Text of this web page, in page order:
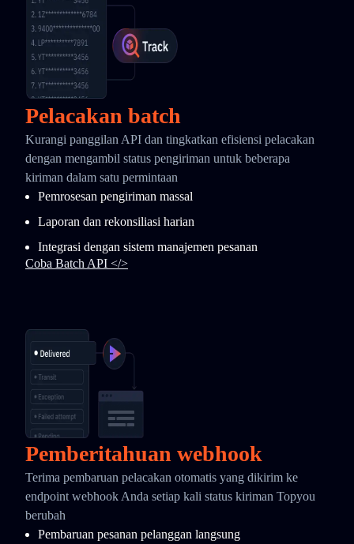
Pelacakan batch
Kurangi panggilan API dan tingkatkan efisiensi pelacakan
dengan mengambil status pengiriman untuk beberapa
kiriman dalam satu permintaan
Pemrosesan pengiriman massal
Laporan dan rekonsiliasi harian
Integrasi dengan sistem manajemen pesanan
Coba Batch API </>
Pemberitahuan webhook
Terima pembaruan pelacakan otomatis yang dikirim ke
endpoint webhook Anda setiap kali status kiriman Topyou
berubah
Pembaruan pesanan pelanggan langsung